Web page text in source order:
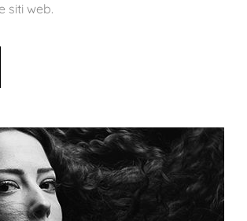
siti web.